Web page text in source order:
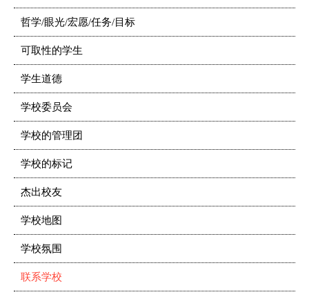
哲学/眼光/宏愿/任务/目标
可取性的学生
学生道德
学校委员会
学校的管理团
学校的标记
杰出校友
学校地图
学校氛围
联系学校